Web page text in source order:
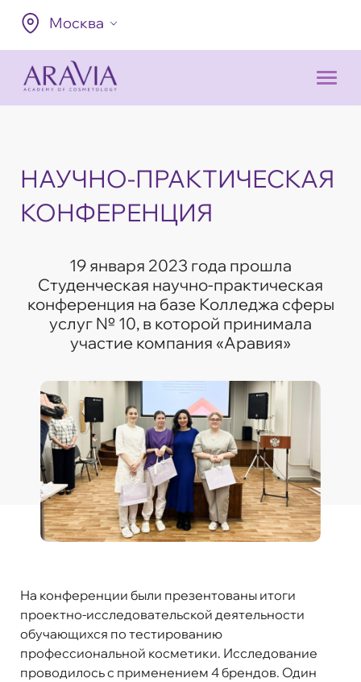
Москва
НАУЧНО-ПРАКТИЧЕСКАЯ
КОНФЕРЕНЦИЯ
19 января 2023 года прошла
Студенческая научно-практическая
конференция на базе Колледжа сферы
услуг № 10, в которой принимала
участие компания «Аравия»
На конференции были презентованы итоги
проектно-исследовательской деятельности
обучающихся по тестированию
профессиональной косметики. Исследование
проводилось с применением 4 брендов. Один